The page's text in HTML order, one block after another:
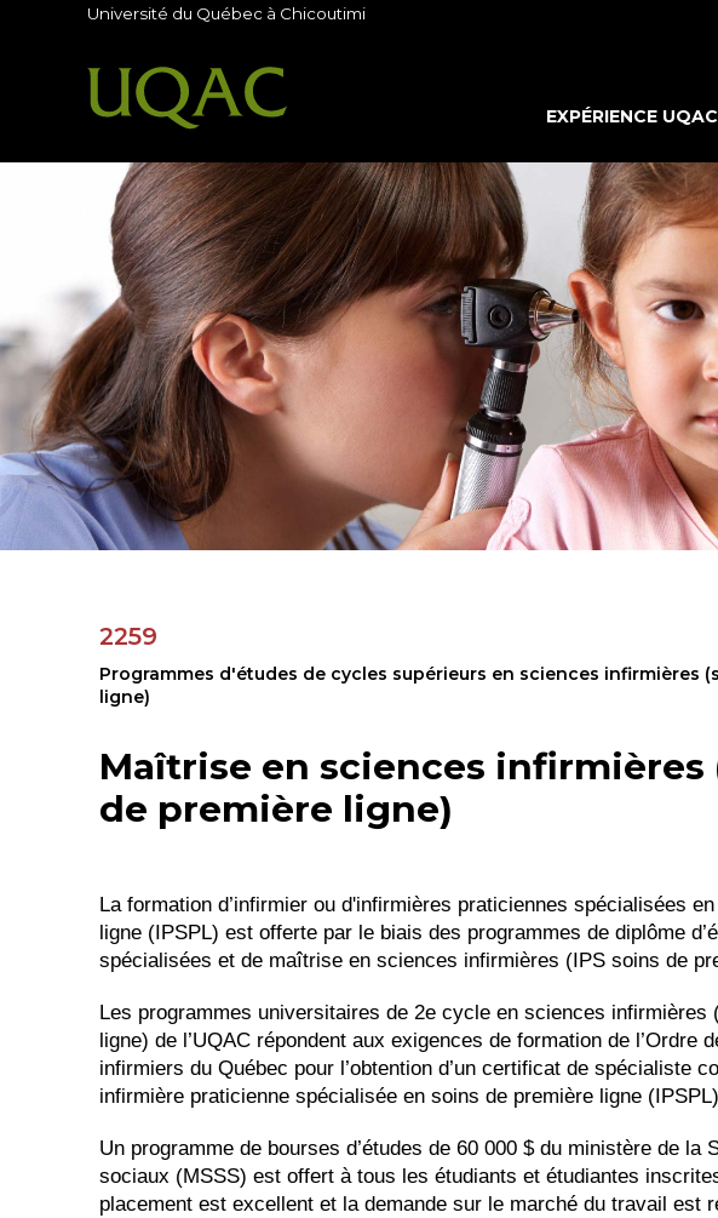
Université du Québec à Chicoutimi
EXPÉRIENCE UQAC
2259
Programmes d'études de cycles supérieurs en sciences infirmières
ligne)
Maîtrise en sciences infirmières
de première ligne)
La formation d’infirmier ou d'infirmières praticiennes spécialisées
ligne (IPSPL) est offerte par le biais des programmes de diplôme
spécialisées et de maîtrise en sciences infirmières (IPS soins de
Les programmes universitaires de 2e cycle en sciences infirmières
ligne) de l’UQAC répondent aux exigences de formation de l’Ordre
infirmiers du Québec pour l’obtention d’un certificat de spécialiste
infirmière praticienne spécialisée en soins de première ligne
Un programme de bourses d’études de 60 000 $ du ministère de la
sociaux (MSSS) est offert à tous les étudiants et étudiantes
placement est excellent et la demande sur le marché du travail est